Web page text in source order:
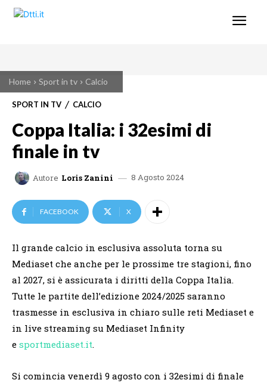
Home Sport in tv Calcio
SPORT IN TV CALCIO
Coppa Italia: i 32esimi di
finale in tv
Autore Loris Zanini 8 Agosto 2024
FACEBOOK X
Il grande calcio in esclusiva assoluta torna su
Mediaset che anche per le prossime tre stagioni, fino
al 2027, si è assicurata i diritti della Coppa Italia.
Tutte le partite dell’edizione 2024/2025 saranno
trasmesse in esclusiva in chiaro sulle reti Mediaset e
in live streaming su Mediaset Infinity
e sportmediaset.it.
Si comincia venerdì 9 agosto con i 32esimi di finale